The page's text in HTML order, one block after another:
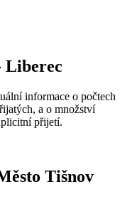
Liberec
informace o počtech
a o množství
přijetí.
Tišnov